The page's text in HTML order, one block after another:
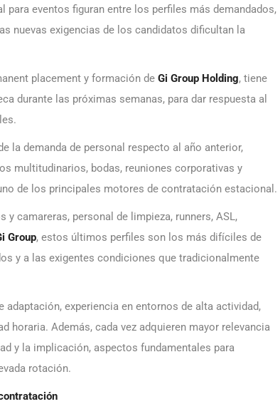
para eventos figuran entre los perfiles más demandados,
nuevas exigencias de los candidatos dificultan la
placement y formación de Gi Group Holding, tiene
durante las próximas semanas, para dar respuesta al
la demanda de personal respecto al año anterior,
multitudinarios, bodas, reuniones corporativas y
de los principales motores de contratación estacional.
camareras, personal de limpieza, runners, ASL,
Group, estos últimos perfiles son los más difíciles de
y a las exigentes condiciones que tradicionalmente
experiencia en entornos de alta actividad,
horaria. Además, cada vez adquieren mayor relevancia
y la implicación, aspectos fundamentales para
rotación.